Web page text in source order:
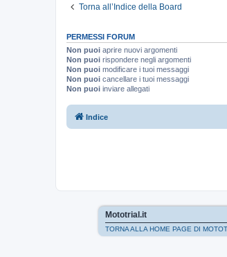
Torna all’Indice della Board
PERMESSI FORUM
Non puoi aprire nuovi argomenti
Non puoi rispondere negli argomenti
Non puoi modificare i tuoi messaggi
Non puoi cancellare i tuoi messaggi
Non puoi inviare allegati
Indice
Mototrial.it
TORNA ALLA HOME PAGE DI